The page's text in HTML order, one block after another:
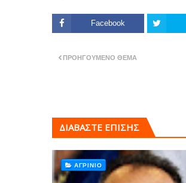
Facebook
ΠΡΟΗΓΟΎΜΕΝΟ ΘΈΜΑ
ΔΙΑΒΑΣΤΕ ΕΠΙΣΗΣ
ΑΓΡΊΝΙΟ